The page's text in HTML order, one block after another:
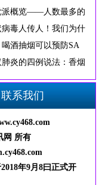
派概览——人数最多的
病毒人传人！我们为什
酒抽烟可以预防SA
炎的四例说法：香烟
联系我们
网 所有
年9月8曰正式开